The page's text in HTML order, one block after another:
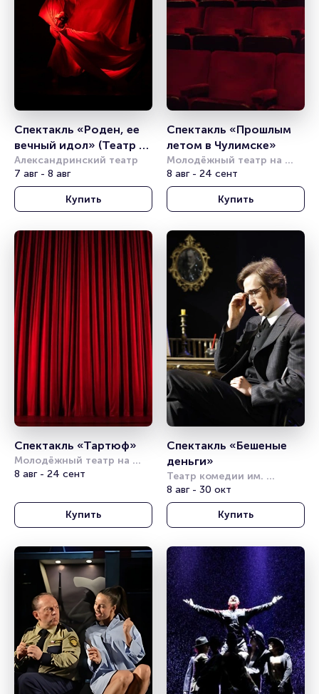
Спектакль «Роден, ее
вечный идол» (Театр
балета Б. Эйфмана)
Александринский театр
7 авг - 8 авг
Купить
Спектакль «Прошлым
летом в Чулимске»
Молодёжный театр на
Фонтанке
8 авг - 24 сент
Купить
Спектакль «Тартюф»
Молодёжный театр на
Фонтанке
8 авг - 24 сент
Купить
Спектакль «Бешеные
деньги»
Театр комедии им.
Акимова
8 авг - 30 окт
Купить